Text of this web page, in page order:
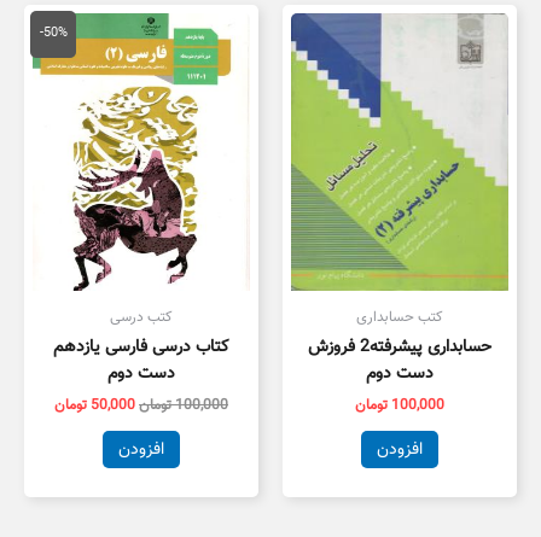
کتب حسابداری
حسابداری پیشرفته2 فروزش
دست دوم
100,000 تومان
افزودن
-50%
کتب درسی
کتاب درسی فارسی یازدهم
دست دوم
100,000تومان
قیمت
اصلی
100,000 تومان
بود.
50,000 تومان
قیمت
فعلی
است.
افزودن